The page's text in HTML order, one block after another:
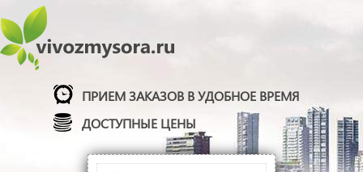
ПРИЕМ ЗАКАЗОВ В УДОБНОЕ ВРЕМЯ
ДОСТУПНЫЕ ЦЕНЫ